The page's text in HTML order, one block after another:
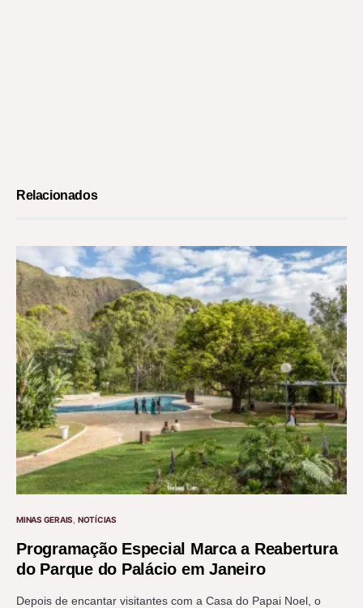
Relacionados
MINAS GERAIS NOTÍCIAS
Programação Especial Marca a Reabertura
do Parque do Palácio em Janeiro
Depois de encantar visitantes com a Casa do Papai Noel, o